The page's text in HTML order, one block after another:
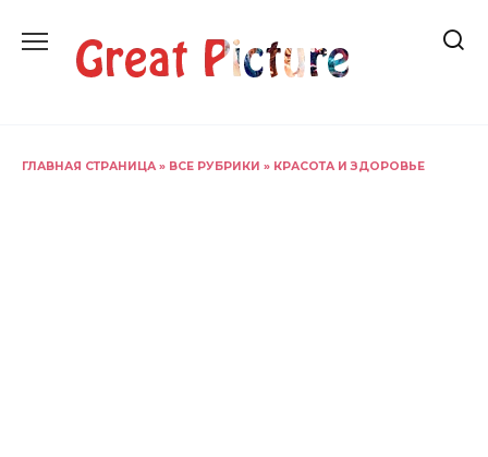
содержанию
ГЛАВНАЯ СТРАНИЦА » ВСЕ РУБРИКИ » КРАСОТА И ЗДОРОВЬЕ